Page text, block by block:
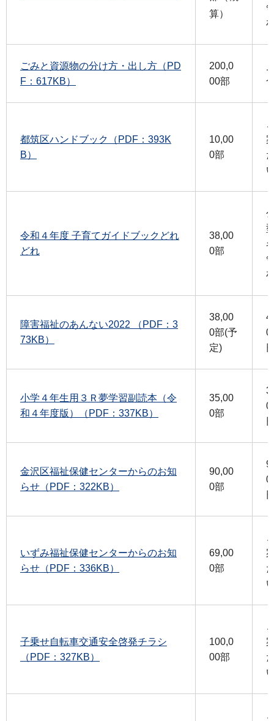
算）
ごみと資源物の分け方・出し方（PD
F：617KB）
200,0
00部
都筑区ハンドブック（PDF：393K
B）
10,00
0部
令和４年度 子育てガイドブックどれ
どれ
38,00
0部
障害福祉のあんない2022 （PDF：3
73KB）
38,00
0部(予
定)
小学４年生用３Ｒ夢学習副読本（令
和４年度版）（PDF：337KB）
35,00
0部
金沢区福祉保健センターからのお知
らせ（PDF：322KB）
90,00
0部
いずみ福祉保健センターからのお知
らせ（PDF：336KB）
69,00
0部
子乗せ自転車交通安全啓発チラシ
（PDF：327KB）
100,0
00部